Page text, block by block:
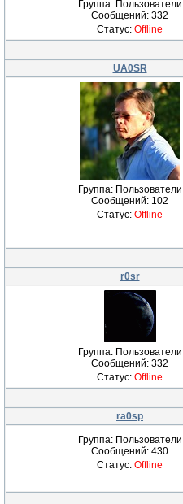
Группа: Пользователи
Сообщений: 332
Статус: Offline
UA0SR
Группа: Пользователи
Сообщений: 102
Статус: Offline
r0sr
Группа: Пользователи
Сообщений: 332
Статус: Offline
ra0sp
Группа: Пользователи
Сообщений: 430
Статус: Offline